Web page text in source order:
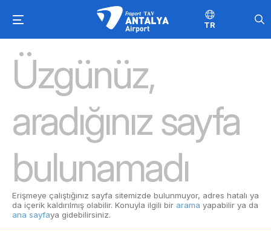
TR
Üzgünüz,
aradığınız sayfa
bulunamadı
Erişmeye çalıştığınız sayfa sitemizde bulunmuyor, adres hatalı ya
da içerik kaldırılmış olabilir. Konuyla ilgili bir arama yapabilir ya da
ana sayfaya gidebilirsiniz.